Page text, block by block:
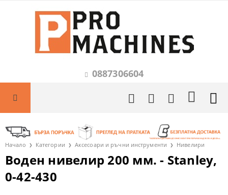
0887306604
Начало Категории Аксесоари и ръчни инструменти Нивелири
Воден нивелир 200 мм. - Stanley,
0-42-430